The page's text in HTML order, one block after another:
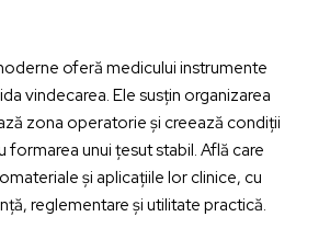
oferă medicului instrumente
vindecarea. Ele susțin organizarea
zona operatorie și creează condiții
unui țesut stabil. Află care
și aplicațiile lor clinice, cu
reglementare și utilitate practică.